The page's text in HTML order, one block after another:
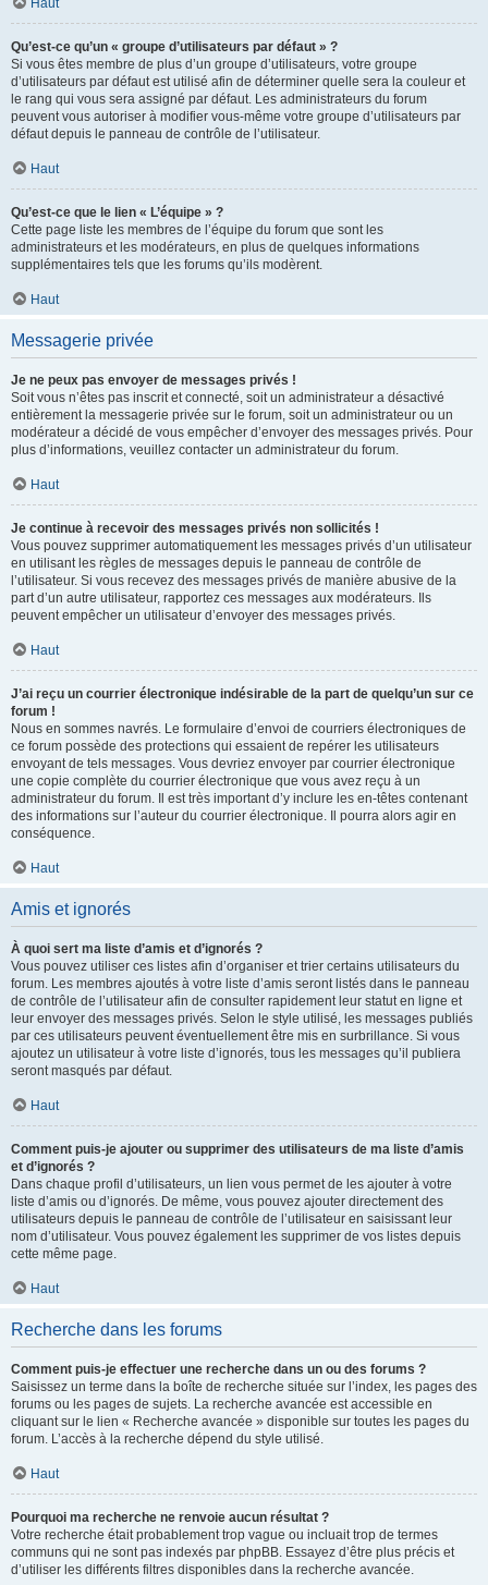
Haut
Qu’est-ce qu’un « groupe d’utilisateurs par défaut » ?
Si vous êtes membre de plus d’un groupe d’utilisateurs, votre groupe
d’utilisateurs par défaut est utilisé afin de déterminer quelle sera la couleur et
le rang qui vous sera assigné par défaut. Les administrateurs du forum
peuvent vous autoriser à modifier vous-même votre groupe d’utilisateurs par
défaut depuis le panneau de contrôle de l’utilisateur.
Haut
Qu’est-ce que le lien « L’équipe » ?
Cette page liste les membres de l’équipe du forum que sont les
administrateurs et les modérateurs, en plus de quelques informations
supplémentaires tels que les forums qu’ils modèrent.
Haut
Messagerie privée
Je ne peux pas envoyer de messages privés !
Soit vous n’êtes pas inscrit et connecté, soit un administrateur a désactivé
entièrement la messagerie privée sur le forum, soit un administrateur ou un
modérateur a décidé de vous empêcher d’envoyer des messages privés. Pour
plus d’informations, veuillez contacter un administrateur du forum.
Haut
Je continue à recevoir des messages privés non sollicités !
Vous pouvez supprimer automatiquement les messages privés d’un utilisateur
en utilisant les règles de messages depuis le panneau de contrôle de
l’utilisateur. Si vous recevez des messages privés de manière abusive de la
part d’un autre utilisateur, rapportez ces messages aux modérateurs. Ils
peuvent empêcher un utilisateur d’envoyer des messages privés.
Haut
J’ai reçu un courrier électronique indésirable de la part de quelqu’un sur ce
forum !
Nous en sommes navrés. Le formulaire d’envoi de courriers électroniques de
ce forum possède des protections qui essaient de repérer les utilisateurs
envoyant de tels messages. Vous devriez envoyer par courrier électronique
une copie complète du courrier électronique que vous avez reçu à un
administrateur du forum. Il est très important d’y inclure les en-têtes contenant
des informations sur l’auteur du courrier électronique. Il pourra alors agir en
conséquence.
Haut
Amis et ignorés
À quoi sert ma liste d’amis et d’ignorés ?
Vous pouvez utiliser ces listes afin d’organiser et trier certains utilisateurs du
forum. Les membres ajoutés à votre liste d’amis seront listés dans le panneau
de contrôle de l’utilisateur afin de consulter rapidement leur statut en ligne et
leur envoyer des messages privés. Selon le style utilisé, les messages publiés
par ces utilisateurs peuvent éventuellement être mis en surbrillance. Si vous
ajoutez un utilisateur à votre liste d’ignorés, tous les messages qu’il publiera
seront masqués par défaut.
Haut
Comment puis-je ajouter ou supprimer des utilisateurs de ma liste d’amis
et d’ignorés ?
Dans chaque profil d’utilisateurs, un lien vous permet de les ajouter à votre
liste d’amis ou d’ignorés. De même, vous pouvez ajouter directement des
utilisateurs depuis le panneau de contrôle de l’utilisateur en saisissant leur
nom d’utilisateur. Vous pouvez également les supprimer de vos listes depuis
cette même page.
Haut
Recherche dans les forums
Comment puis-je effectuer une recherche dans un ou des forums ?
Saisissez un terme dans la boîte de recherche située sur l’index, les pages des
forums ou les pages de sujets. La recherche avancée est accessible en
cliquant sur le lien « Recherche avancée » disponible sur toutes les pages du
forum. L’accès à la recherche dépend du style utilisé.
Haut
Pourquoi ma recherche ne renvoie aucun résultat ?
Votre recherche était probablement trop vague ou incluait trop de termes
communs qui ne sont pas indexés par phpBB. Essayez d’être plus précis et
d’utiliser les différents filtres disponibles dans la recherche avancée.